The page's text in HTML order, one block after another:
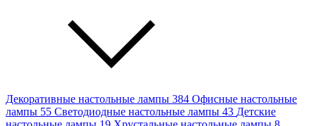
Декоративные настольные лампы 384 Офисные настольные
лампы 55 Светодиодные настольные лампы 43 Детские